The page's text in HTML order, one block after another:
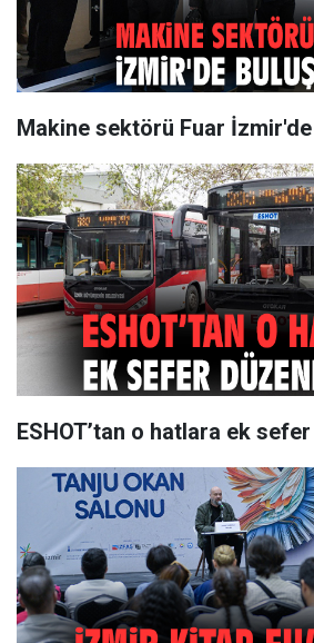
Makine sektörü Fuar
ESHOT’tan o hatlara ek